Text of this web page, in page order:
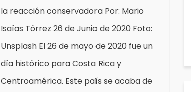
la reacción conservadora Por: Mario
Isaías Tórrez 26 de Junio de 2020 Foto:
Unsplash El 26 de mayo de 2020 fue un
día histórico para Costa Rica y
Centroamérica. Este país se acaba de